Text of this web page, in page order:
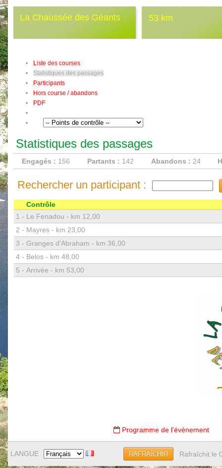
La Chaussée des Géants 53 km
Liste des courses
Statistiques des passages
Participants
Hors course / abandons
PDF
Statistiques des passages
Engagés : 156 Partants : 142 Abandons : 24
Rechercher un participant :
Contrôle
1 - Le Fenadou - km 12,00
2 - Mayres - km 23,00
3 - Granges d'Abraham - km 36,00
4 - Belos - km 48,00
5 - Arrivée - km 53,00
Programme de l'évènement
LANGUE RAFRAÎCHIR Rafraîchit le